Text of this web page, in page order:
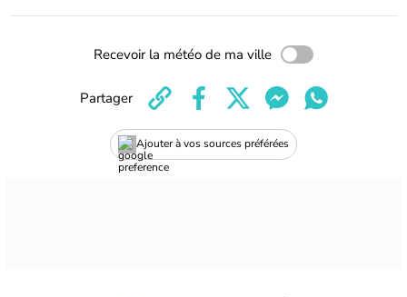
Recevoir la météo de ma ville
Ajouter à vos sources préférées
Partager